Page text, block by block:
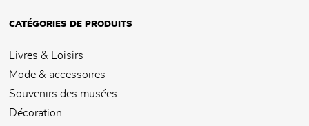
CATÉGORIES DE PRODUITS
Livres & Loisirs
Mode & accessoires
Souvenirs des musées
Décoration